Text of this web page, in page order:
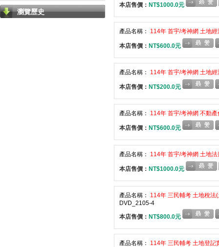
瀏覽歷史
本店售價： NT$1000.0元
產品名稱： 114年 首宇/考神網 土地
本店售價： NT$600.0元
產品名稱： 114年 首宇/考神網 土地
本店售價： NT$200.0元
產品名稱： 114年 首宇/考神網 不動
本店售價： NT$600.0元
產品名稱： 114年 首宇/考神網 土地
本店售價： NT$1000.0元
產品名稱：
114年 三民輔考 土地稅
DVD_2105-4
本店售價： NT$800.0元
產品名稱： 114年 三民輔考 土地登